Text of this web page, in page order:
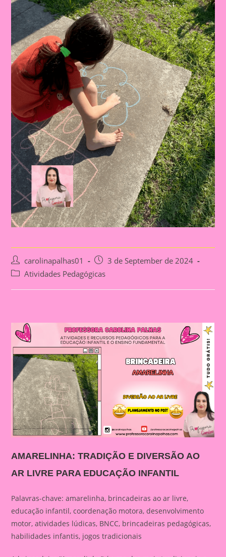
Post
author:
carolinapalhas01
Post
published:
3 de September de 2024
PostAtividades Pedagógicas
AMARELINHA: TRADIÇÃO E DIVERSÃO AO
AR LIVRE PARA EDUCAÇÃO INFANTIL
Palavras-chave: amarelinha, brincadeiras ao ar livre,
educação infantil, coordenação motora, desenvolvimento
motor, atividades lúdicas, BNCC, brincadeiras pedagógicas,
habilidades infantis, jogos tradicionais